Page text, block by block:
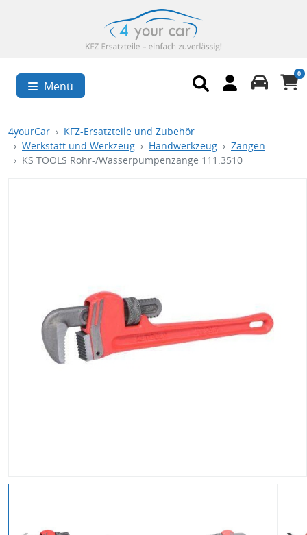
Menü
0
4yourCar
KFZ-Ersatzteile und Zubehör
Werkstatt und Werkzeug
Handwerkzeug
Zangen
KS TOOLS Rohr-/Wasserpumpenzange 111.3510